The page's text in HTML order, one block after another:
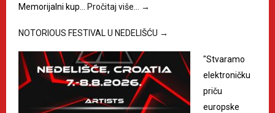
Memorijalni kup… Pročitaj više… →
NOTORIOUS FESTIVAL U NEDELIŠĆU →
"Stvaramo
elektroničku
priču
europske